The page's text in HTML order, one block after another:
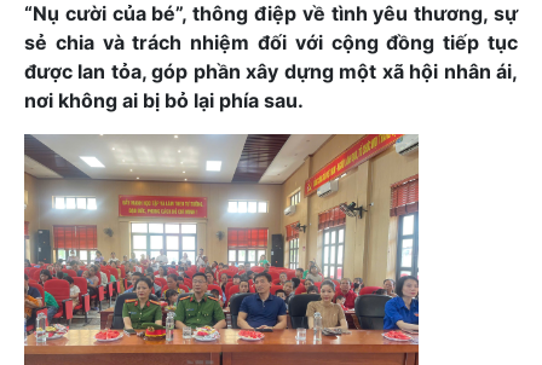
“Nụ cười của bé”, thông điệp về tình yêu thương, sự
sẻ chia và trách nhiệm đối với cộng đồng tiếp tục
được lan tỏa, góp phần xây dựng một xã hội nhân ái,
nơi không ai bị bỏ lại phía sau.